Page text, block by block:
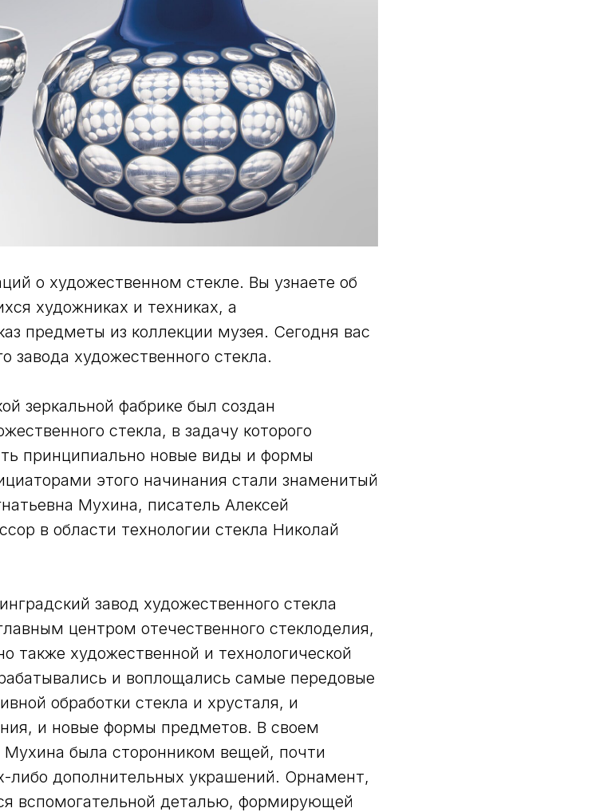
о художественном стекле. Вы узнаете об
художниках и техниках, а
предметы из коллекции музея. Сегодня вас
завода художественного стекла.
зеркальной фабрике был создан
стекла, в задачу которого
принципиально новые виды и формы
этого начинания стали знаменитый
Мухина, писатель Алексей
в области технологии стекла Николай
завод художественного стекла
центром отечественного стеклоделия,
также художественной и технологической
и воплощались самые передовые
обработки стекла и хрусталя, и
и новые формы предметов. В своем
Мухина была сторонником вещей, почти
либо дополнительных украшений. Орнамент,
вспомогательной деталью, формирующей